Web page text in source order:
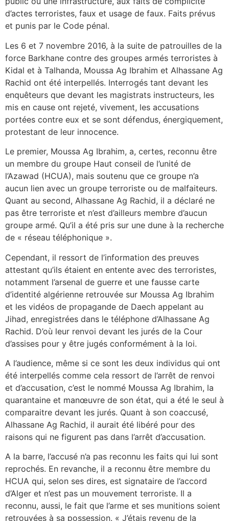
d’actes terroristes, faux et usage de faux. Faits prévus
et punis par le Code pénal.
Les 6 et 7 novembre 2016, à la suite de patrouilles de la
force Barkhane contre des groupes armés terroristes à
Kidal et à Talhanda, Moussa Ag Ibrahim et Alhassane Ag
Rachid ont été interpellés. Interrogés tant devant les
enquêteurs que devant les magistrats instructeurs, les
mis en cause ont rejeté, vivement, les accusations
portées contre eux et se sont défendus, énergiquement,
protestant de leur innocence.
Le premier, Moussa Ag Ibrahim, a, certes, reconnu être
un membre du groupe Haut conseil de l’unité de
l’Azawad (HCUA), mais soutenu que ce groupe n’a
aucun lien avec un groupe terroriste ou de malfaiteurs.
Quant au second, Alhassane Ag Rachid, il a déclaré ne
pas être terroriste et n’est d’ailleurs membre d’aucun
groupe armé. Qu’il a été pris sur une dune à la recherche
de « réseau téléphonique ».
Cependant, il ressort de l’information des preuves
attestant qu’ils étaient en entente avec des terroristes,
notamment l’arsenal de guerre et une fausse carte
d’identité algérienne retrouvée sur Moussa Ag Ibrahim
et les vidéos de propagande de Daech appelant au
Jihad, enregistrées dans le téléphone d’Alhassane Ag
Rachid. D’où leur renvoi devant les jurés de la Cour
d’assises pour y être jugés conformément à la loi.
A l’audience, même si ce sont les deux individus qui ont
été interpellés comme cela ressort de l’arrêt de renvoi
et d’accusation, c’est le nommé Moussa Ag Ibrahim, la
quarantaine et manœuvre de son état, qui a été le seul à
comparaitre devant les jurés. Quant à son coaccusé,
Alhassane Ag Rachid, il aurait été libéré pour des
raisons qui ne figurent pas dans l’arrêt d’accusation.
A la barre, l’accusé n’a pas reconnu les faits qui lui sont
reprochés. En revanche, il a reconnu être membre du
HCUA qui, selon ses dires, est signataire de l’accord
d’Alger et n’est pas un mouvement terroriste. Il a
reconnu, aussi, le fait que l’arme et ses munitions soient
retrouvées à sa possession. « J’étais revenu de la